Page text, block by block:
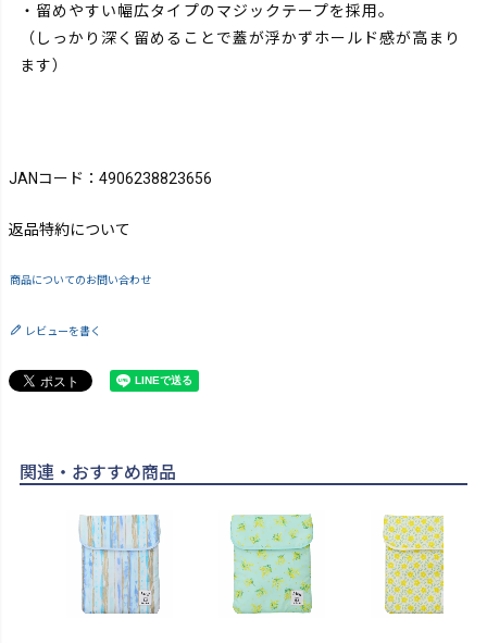
・留めやすい幅広タイプのマジックテープを採用。
（しっかり深く留めることで蓋が浮かずホールド感が高まり
ます）
JANコード：4906238823656
返品特約について
商品についてのお問い合わせ
レビューを書く
関連・おすすめ商品